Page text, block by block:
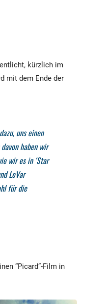
kürzlich im
mit dem Ende der
uns einen
haben wir
wir es in ‘Star
LeVar
für die
“Picard”-Film in